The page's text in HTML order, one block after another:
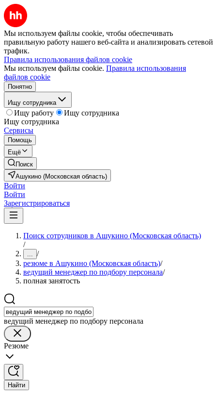
Мы используем файлы cookie, чтобы обеспечивать
правильную работу нашего веб-сайта и анализировать сетевой
трафик.
Правила использования файлов cookie
Мы используем файлы cookie. Правила использования
файлов cookie
Понятно
Ищу сотрудника
Ищу работу
Ищу сотрудника
Ищу сотрудника
Сервисы
Помощь
Ещё
Поиск
Ашукино (Московская область)
Войти
Войти
Зарегистрироваться
Поиск сотрудников в Ашукино (Московская область)
/
... /
резюме в Ашукино (Московская область)/
ведущий менеджер по подбору персонала/
полная занятость
ведущий менеджер по подбору персонала
Резюме
Найти